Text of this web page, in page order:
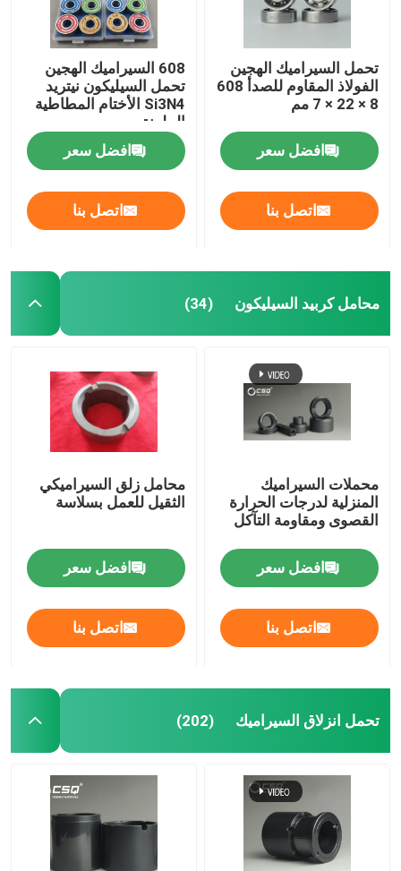
تحمل السيراميك الهجين
الفولاذ المقاوم للصدأ 608
8 × 22 × 7 مم
افضل سعر
اتصل بنا
608 السيراميك الهجين
تحمل السيليكون نيتريد
Si3N4 الأختام المطاطية
الملونة
افضل سعر
اتصل بنا
محامل كربيد السيليكون (34)
محملات السيراميك
المنزلية لدرجات الحرارة
القصوى ومقاومة التآكل
افضل سعر
اتصل بنا
محامل زلق السيراميكي
الثقيل للعمل بسلاسة
افضل سعر
اتصل بنا
تحمل انزلاق السيراميك (202)